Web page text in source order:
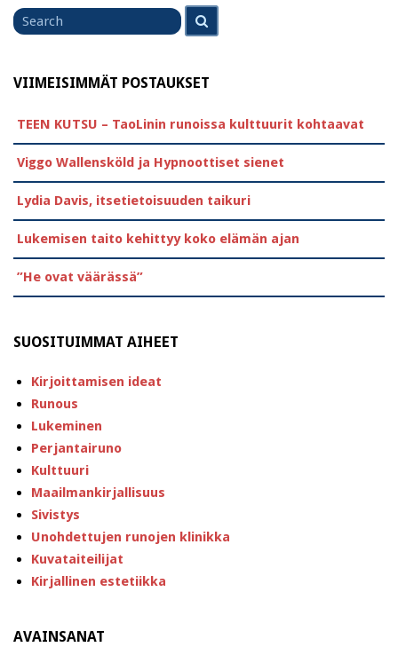
Search
for
VIIMEISIMMÄT POSTAUKSET
TEEN KUTSU – TaoLinin runoissa kulttuurit kohtaavat
Viggo Wallensköld ja Hypnoottiset sienet
Lydia Davis, itsetietoisuuden taikuri
Lukemisen taito kehittyy koko elämän ajan
”He ovat väärässä”
SUOSITUIMMAT AIHEET
Kirjoittamisen ideat
Runous
Lukeminen
Perjantairuno
Kulttuuri
Maailmankirjallisuus
Sivistys
Unohdettujen runojen klinikka
Kuvataiteilijat
Kirjallinen estetiikka
AVAINSANAT